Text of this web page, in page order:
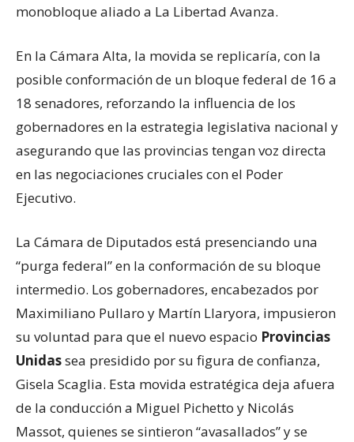
monobloque aliado a La Libertad Avanza.
En la Cámara Alta, la movida se replicaría, con la
posible conformación de un bloque federal de 16 a
18 senadores, reforzando la influencia de los
gobernadores en la estrategia legislativa nacional y
asegurando que las provincias tengan voz directa
en las negociaciones cruciales con el Poder
Ejecutivo.
La Cámara de Diputados está presenciando una
“purga federal” en la conformación de su bloque
intermedio. Los gobernadores, encabezados por
Maximiliano Pullaro y Martín Llaryora, impusieron
su voluntad para que el nuevo espacio Provincias
Unidassea presidido por su figura de confianza,
Gisela Scaglia. Esta movida estratégica deja afuera
de la conducción a Miguel Pichetto y Nicolás
Massot, quienes se sintieron “avasallados” y se